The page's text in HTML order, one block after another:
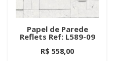
Papel de Parede
Reflets Ref: L589-09
R$ 558,00